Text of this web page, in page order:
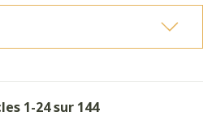
1-24sur 144